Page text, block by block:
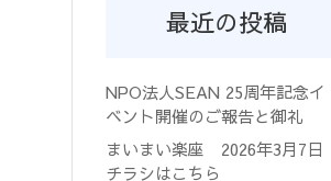
最近の投稿
NPO法人SEAN 25周年記念イ
ベント開催のご報告と御礼
まいまい楽座 2026年3月7日
チラシはこちら